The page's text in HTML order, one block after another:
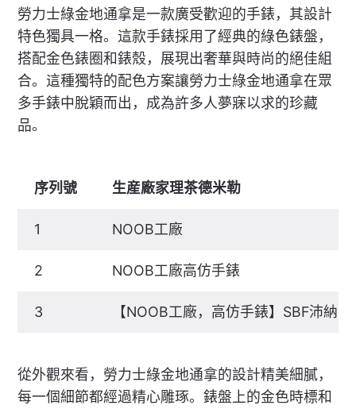
勞力士綠金地通拿是一款廣受歡迎的手錶，其設計
特色獨具一格。這款手錶採用了經典的綠色錶盤，
搭配金色錶圈和錶殼，展現出奢華與時尚的絕佳組
合。這種獨特的配色方案讓勞力士綠金地通拿在眾
多手錶中脫穎而出，成為許多人夢寐以求的珍藏
品。
序列號 生産廠家理茶德米勒
1 NOOB工廠
2 NOOB工廠高仿手錶
3 【NOOB工廠，高仿手錶】SBF沛納
從外觀來看，勞力士綠金地通拿的設計精美細膩，
每一個細節都經過精心雕琢。錶盤上的金色時標和